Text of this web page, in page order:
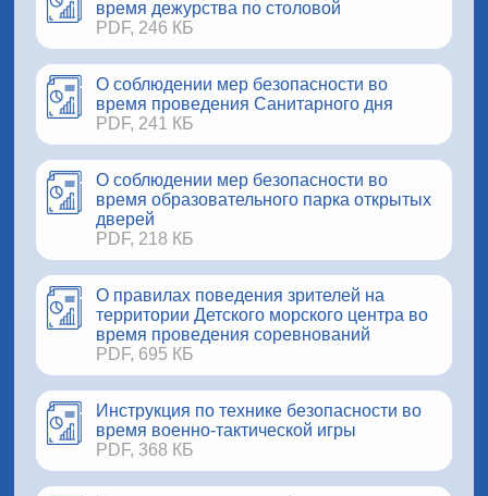
время дежурства по столовой
PDF, 246 КБ
О соблюдении мер безопасности во
время проведения Санитарного дня
PDF, 241 КБ
О соблюдении мер безопасности во
время образовательного парка открытых
дверей
PDF, 218 КБ
О правилах поведения зрителей на
территории Детского морского центра во
время проведения соревнований
PDF, 695 КБ
Инструкция по технике безопасности во
время военно-тактической игры
PDF, 368 КБ